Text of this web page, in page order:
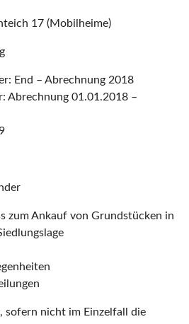
17 (Mobilheime)
End – Abrechnung 2018
Abrechnung 01.01.2018 –
zum Ankauf von Grundstücken in
sofern nicht im Einzelfall die